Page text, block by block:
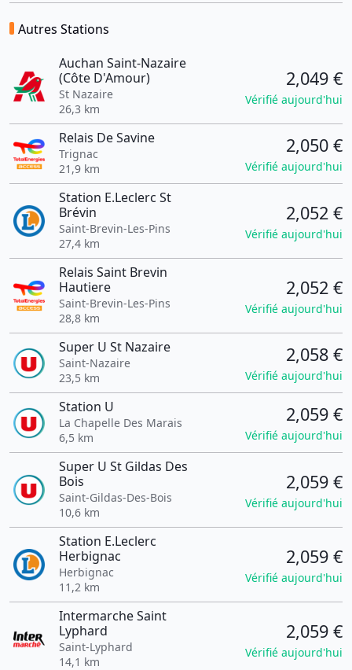
Autres Stations
Auchan Saint-Nazaire
(Côte D'Amour)
St Nazaire
26,3 km
2,049 €
Vérifié aujourd'hui
Relais De Savine
Trignac
21,9 km
2,050 €
Vérifié aujourd'hui
Station E.Leclerc St
Brévin
Saint-Brevin-Les-Pins
27,4 km
2,052 €
Vérifié aujourd'hui
Relais Saint Brevin
Hautiere
Saint-Brevin-Les-Pins
28,8 km
2,052 €
Vérifié aujourd'hui
Super U St Nazaire
Saint-Nazaire
23,5 km
2,058 €
Vérifié aujourd'hui
Station U
La Chapelle Des Marais
6,5 km
2,059 €
Vérifié aujourd'hui
Super U St Gildas Des
Bois
Saint-Gildas-Des-Bois
10,6 km
2,059 €
Vérifié aujourd'hui
Station E.Leclerc
Herbignac
Herbignac
11,2 km
2,059 €
Vérifié aujourd'hui
Intermarche Saint
Lyphard
Saint-Lyphard
14,1 km
2,059 €
Vérifié aujourd'hui